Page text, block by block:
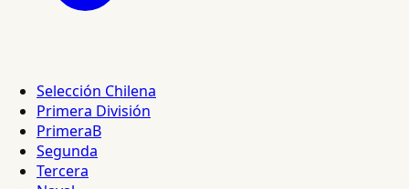
Selección Chilena
Primera División
PrimeraB
Segunda
Tercera